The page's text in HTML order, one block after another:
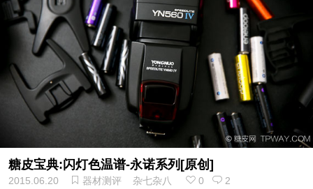
糖皮宝典:闪灯色温谱-永诺系列[原创]
2015.06.20 器材测评 杂七杂八 0
2